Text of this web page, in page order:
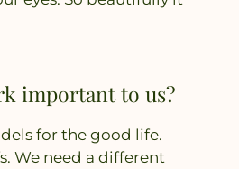
important to us?
for the good life.
We need a different